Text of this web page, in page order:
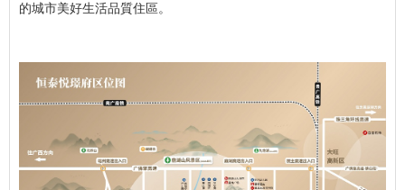
的城市美好生活品質住區。